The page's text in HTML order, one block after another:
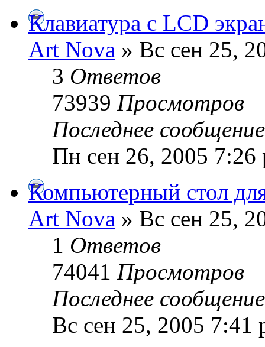
Клавиатура с LCD
Art Nova » Вс сен 25,
3 Ответов
73939 Просмотров
Последнее
Пн сен 26, 2005 7:26
Компьютерный стол
Art Nova » Вс сен 25,
1 Ответов
74041 Просмотров
Последнее
Вс сен 25, 2005 7:41